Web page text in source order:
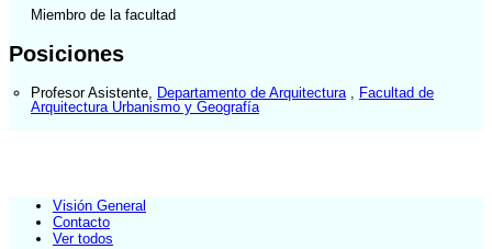
Miembro de la facultad
Posiciones
Profesor Asistente Departamento de Arquitectura
Facultad de
Arquitectura Urbanismo y Geografía
Visión General
Contacto
Ver todos